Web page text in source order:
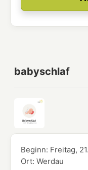
babyschlaf
Beginn: Freitag,
Ort:Werdau